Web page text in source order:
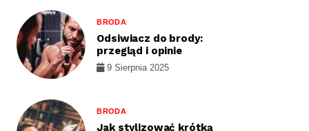
BRODA
Odsiwiacz do brody:
przegląd i opinie
9 Sierpnia 2025
BRODA
Jak stylizować krótką